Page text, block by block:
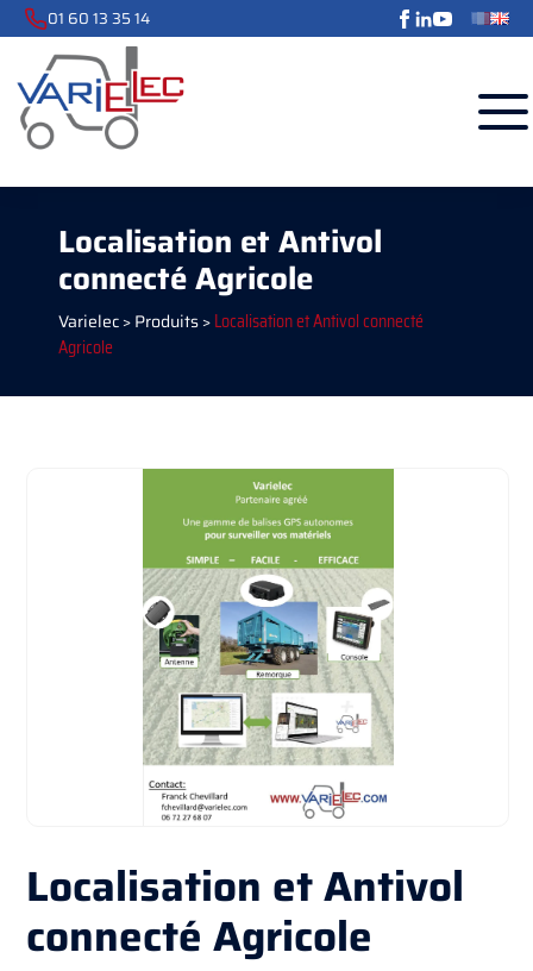
01 60 13 35 14
Localisation et Antivol
connecté Agricole
Varielec>Produits>Localisation et Antivol connecté
Agricole
Localisation et Antivol
connecté Agricole